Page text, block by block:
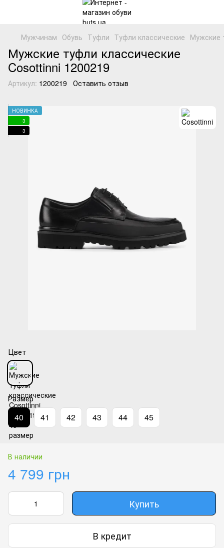
Мужчинам Обувь Туфли Tуфли классические Мужские
Мужские туфли классические
Cosottinni 1200219
Артикул: 1200219 Оставить отзыв
НОВИНКА
3
3
Цвет
Размер
40 41 42 43 44 45
В наличии
4 799 грн
Купить
В кредит